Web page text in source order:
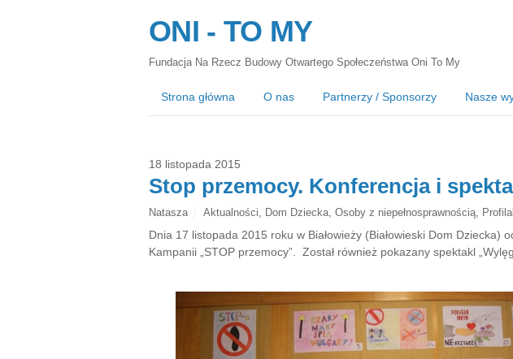
ONI - TO MY
Fundacja Na Rzecz Budowy Otwartego Społeczeństwa Oni To My
Strona główna O nas Partnerzy / Sponsorzy Nasze
18 listopada 2015
Stop przemocy. Konferencja i
Natasza Aktualności Dom Dziecka, Osoby z niepełnosprawnością,
Dnia 17 listopada 2015 roku w Białowieży (Białowieski Dom Dziecka)
Kampanii „STOP przemocy”. Został również pokazany spektakl